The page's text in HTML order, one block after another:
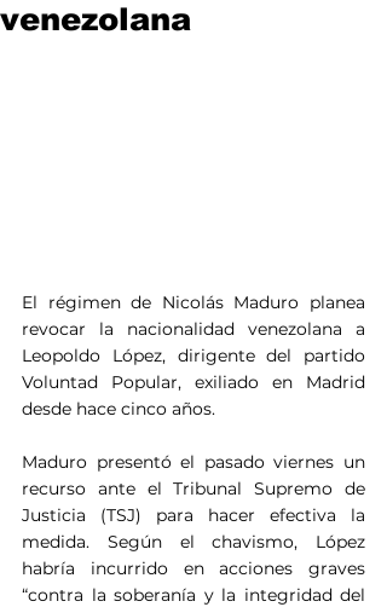
venezolana
El régimen de Nicolás Maduro planea
revocar la nacionalidad venezolana a
Leopoldo López, dirigente del partido
Voluntad Popular, exiliado en Madrid
desde hace cinco años.
Maduro presentó el pasado viernes un
recurso ante el Tribunal Supremo de
Justicia (TSJ) para hacer efectiva la
medida. Según el chavismo, López
habría incurrido en acciones graves
“contra la soberanía y la integridad del